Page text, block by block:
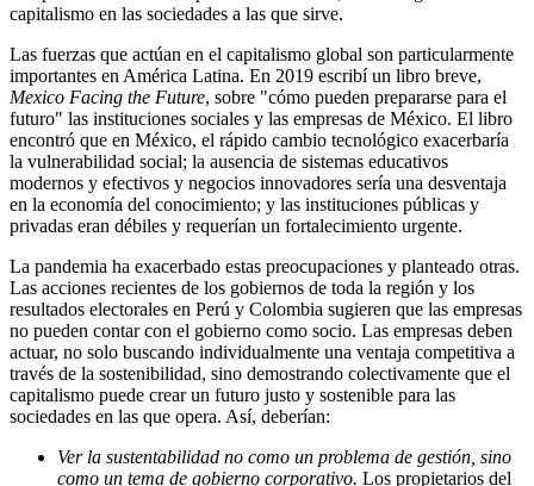
capitalismo en las sociedades a las que sirve.
Las fuerzas que actúan en el capitalismo global son particularmente
importantes en América Latina. En 2019 escribí un libro breve,
Mexico Facing the Future, sobre "cómo pueden prepararse para el
futuro" las instituciones sociales y las empresas de México. El libro
encontró que en México, el rápido cambio tecnológico exacerbaría
la vulnerabilidad social; la ausencia de sistemas educativos
modernos y efectivos y negocios innovadores sería una desventaja
en la economía del conocimiento; y las instituciones públicas y
privadas eran débiles y requerían un fortalecimiento urgente.
La pandemia ha exacerbado estas preocupaciones y planteado otras.
Las acciones recientes de los gobiernos de toda la región y los
resultados electorales en Perú y Colombia sugieren que las empresas
no pueden contar con el gobierno como socio. Las empresas deben
actuar, no solo buscando individualmente una ventaja competitiva a
través de la sostenibilidad, sino demostrando colectivamente que el
capitalismo puede crear un futuro justo y sostenible para las
sociedades en las que opera. Así, deberían:
Ver la sustentabilidad no como un problema de gestión, sino
como un tema de gobierno corporativo. Los propietarios del